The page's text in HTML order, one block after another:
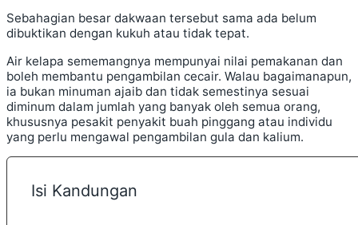
Sebahagian besar dakwaan tersebut sama ada belum
dibuktikan dengan kukuh atau tidak tepat.
Air kelapa sememangnya mempunyai nilai pemakanan dan
boleh membantu pengambilan cecair. Walau bagaimanapun,
ia bukan minuman ajaib dan tidak semestinya sesuai
diminum dalam jumlah yang banyak oleh semua orang,
khususnya pesakit penyakit buah pinggang atau individu
yang perlu mengawal pengambilan gula dan kalium.
Isi Kandungan